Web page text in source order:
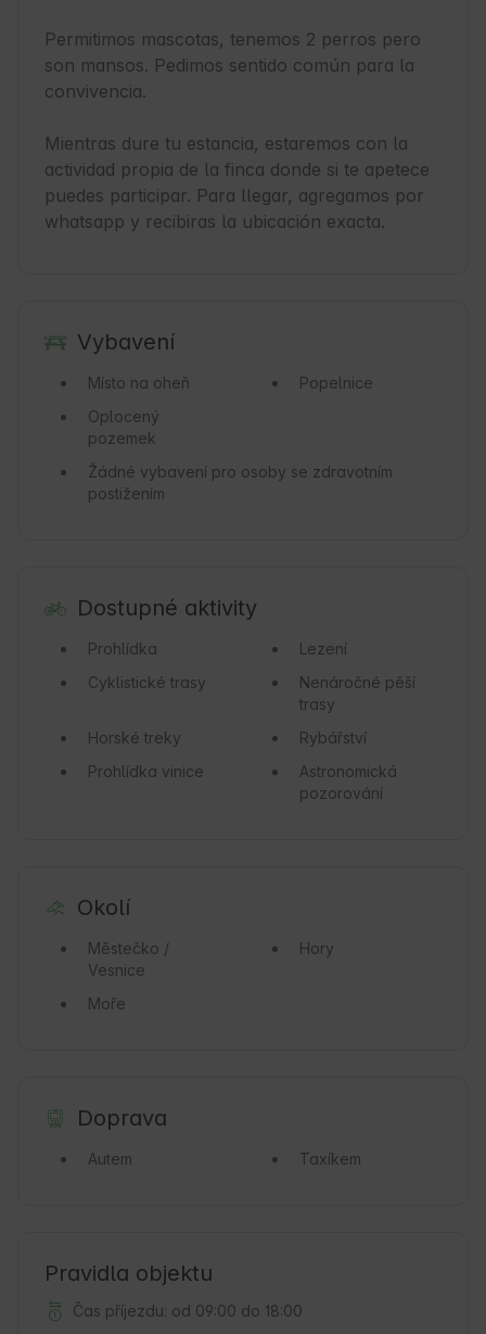
Permitimos mascotas, tenemos 2 perros pero
son mansos. Pedimos sentido común para la
convivencia.
Mientras dure tu estancia, estaremos con la
actividad propia de la finca donde si te apetece
puedes participar. Para llegar, agregamos por
whatsapp y recibiras la ubicación exacta.
Vybavení
Místo na oheň
Popelnice
Oplocený
pozemek
Žádné vybavení pro osoby se zdravotním
postižením
Dostupné aktivity
Prohlídka
Lezení
Cyklistické trasy
Nenáročné pěší
trasy
Horské treky
Rybářství
Prohlídka vinice
Astronomická
pozorování
Okolí
Městečko /
Vesnice
Hory
Moře
Doprava
Autem Taxíkem
Pravidla objektu
Čas příjezdu: od 09:00 do 18:00